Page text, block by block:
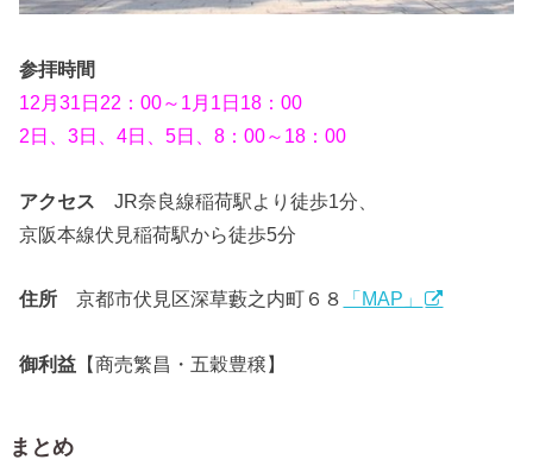
参拝時間
12月31日22：00～1月1日18：00
2日、3日、4日、5日、8：00～18：00
アクセスJR奈良線稲荷駅より徒歩1分、
京阪本線伏見稲荷駅から徒歩5分
住所京都市伏見区深草藪之内町６８ 「MAP」
御利益 【商売繁昌・五穀豊穣】
まとめ